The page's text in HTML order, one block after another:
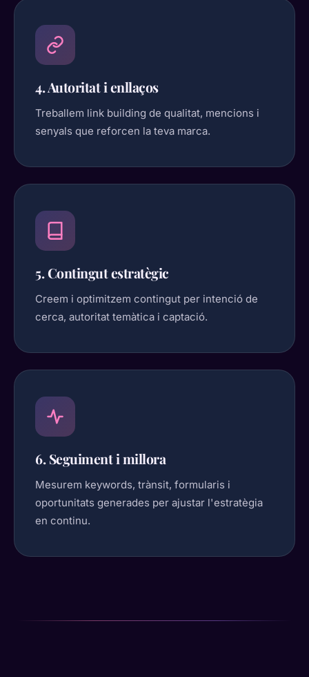
4. Autoritat i enllaços
Treballem link building de qualitat, mencions i
senyals que reforcen la teva marca.
5. Contingut estratègic
Creem i optimitzem contingut per intenció de
cerca, autoritat temàtica i captació.
6. Seguiment i millora
Mesurem keywords, trànsit, formularis i
oportunitats generades per ajustar l'estratègia
en continu.